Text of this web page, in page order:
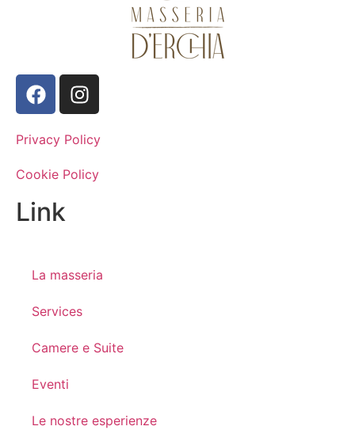
Privacy Policy
Cookie Policy
Link
La masseria
Services
Camere e Suite
Eventi
Le nostre esperienze